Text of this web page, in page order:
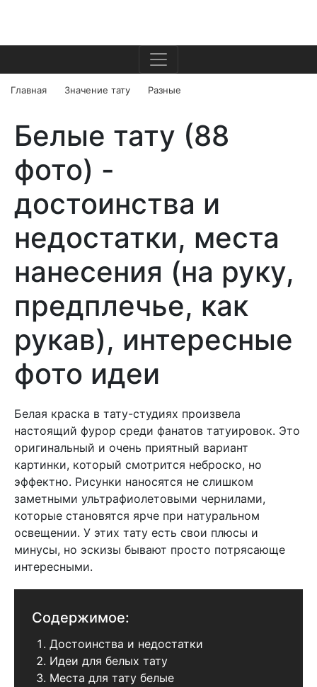
Главная Значение тату Разные
Белые тату (88
фото) -
достоинства и
недостатки, места
нанесения (на руку,
предплечье, как
рукав), интересные
фото идеи
Белая краска в тату-студиях произвела
настоящий фурор среди фанатов татуировок. Это
оригинальный и очень приятный вариант
картинки, который смотрится неброско, но
эффектно. Рисунки наносятся не слишком
заметными ультрафиолетовыми чернилами,
которые становятся ярче при натуральном
освещении. У этих тату есть свои плюсы и
минусы, но эскизы бывают просто потрясающе
интересными.
Содержимое:
Достоинства и недостатки
Идеи для белых тату
Места для тату белые